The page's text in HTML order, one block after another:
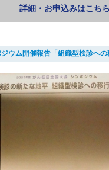
詳細・お申込みはこちら
ウム開催報告「組織型検診への